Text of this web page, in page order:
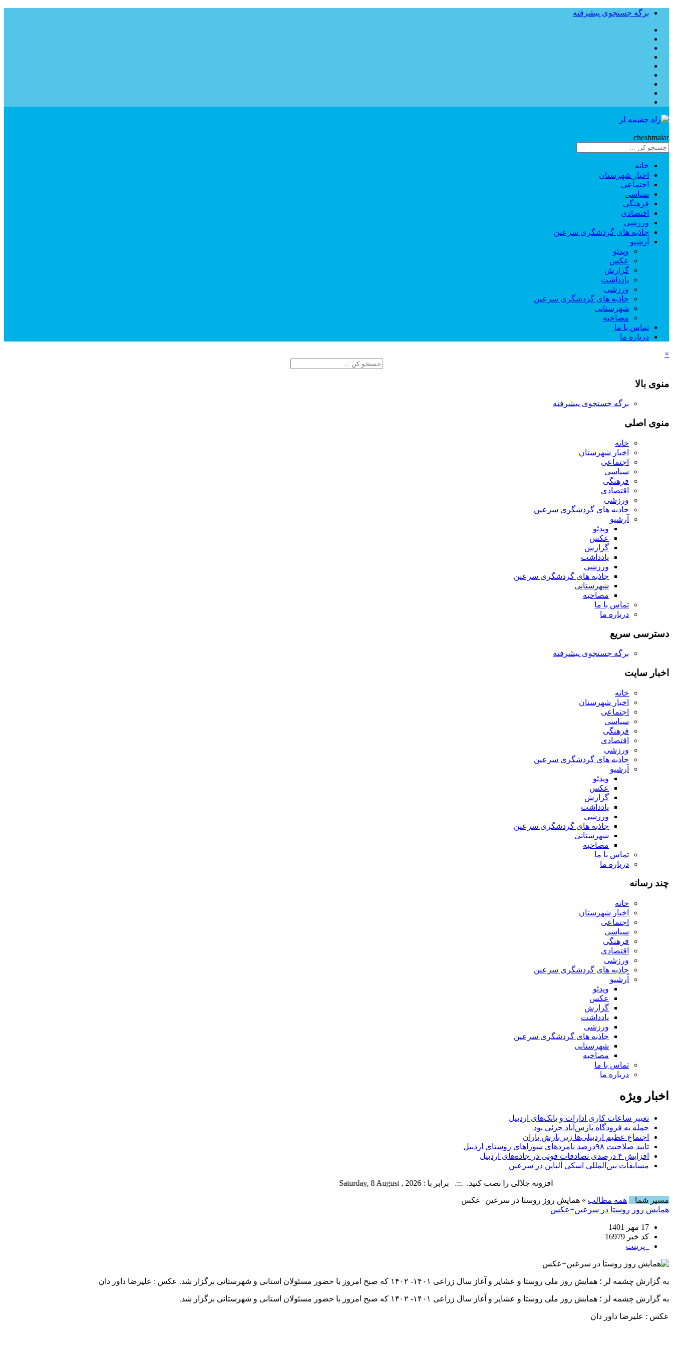
برگه جستجوی پیشرفته
cheshmalar
خانه
اخبار شهرستان
اجتماعی
سیاسی
فرهنگی
اقتصادی
ورزشی
جاذبه های گردشگری سرعین
آرشیو
ویدئو
عکس
گزارش
یادداشت
ورزشی
جاذبه های گردشگری سرعین
شهرستانی
مصاحبه
تماس با ما
درباره ما
×
منوی بالا
برگه جستجوی پیشرفته
منوی اصلی
خانه
اخبار شهرستان
اجتماعی
سیاسی
فرهنگی
اقتصادی
ورزشی
جاذبه های گردشگری سرعین
آرشیو
ویدئو
عکس
گزارش
یادداشت
ورزشی
جاذبه های گردشگری سرعین
شهرستانی
مصاحبه
تماس با ما
درباره ما
دسترسی سریع
برگه جستجوی پیشرفته
اخبار سایت
خانه
اخبار شهرستان
اجتماعی
سیاسی
فرهنگی
اقتصادی
ورزشی
جاذبه های گردشگری سرعین
آرشیو
ویدئو
عکس
گزارش
یادداشت
ورزشی
جاذبه های گردشگری سرعین
شهرستانی
مصاحبه
تماس با ما
درباره ما
چند رسانه
خانه
اخبار شهرستان
اجتماعی
سیاسی
فرهنگی
اقتصادی
ورزشی
جاذبه های گردشگری سرعین
آرشیو
ویدئو
عکس
گزارش
یادداشت
ورزشی
جاذبه های گردشگری سرعین
شهرستانی
مصاحبه
تماس با ما
درباره ما
اخبار ویژه
تغییر ساعات کاری ادارات و بانک‌های اردبیل
حمله به فرودگاه پارس‌‌آباد جزئی بود
اجتماع عظیم اردبیلی‌ها زیر بارش باران
تایید صلاحیت ۹۸درصد نامزدهای شوراهای روستای اردبیل
افزایش ۴ درصدی تصادفات فوتی در جاده‌های اردبیل
مسابقات بین‌المللی اسکی آلپاین در سرعین
افزونه جلالی را نصب کنید. .::. برابر با : Saturday, 8 August , 2026
مسیر شما
همه مطالب » همایش روز روستا در سرعین+عکس
همایش روز روستا در سرعین+عکس
17 مهر 1401
کد خبر 16979
پرینت
به گزارش چشمه لر ؛ همایش روز ملی روستا و عشایر و آغاز سال زراعی ۱۴۰۱- ۱۴۰۲ که صبح امروز با حضور مسئولان استانی و شهرستانی برگزار شد. عکس : علیرضا داور دان
به گزارش چشمه لر ؛ همایش روز ملی روستا و عشایر و آغاز سال زراعی ۱۴۰۱- ۱۴۰۲ که صبح امروز با حضور مسئولان استانی و شهرستانی برگزار شد.
عکس : علیرضا داور دان